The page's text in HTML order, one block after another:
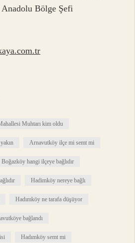
Anadolu Bölge Şefi
Muhtarı kim oldu
Arnavutköy ilçe mi semt mi
Boğazköy hangi ilçeye bağlıdır
Hadimköy nereye bağlı
Hadımköy ne tarafa düşüyor
bağlandı
Hadımköy semt mi